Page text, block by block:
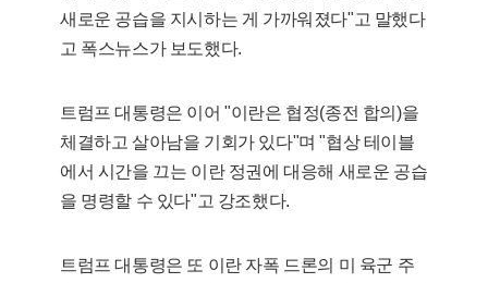
새로운 공습을 지시하는 게 가까워졌다"고 말했다
고 폭스뉴스가 보도했다.
트럼프 대통령은 이어 "이란은 협정(종전 합의)을
체결하고 살아남을 기회가 있다"며 "협상 테이블
에서 시간을 끄는 이란 정권에 대응해 새로운 공습
을 명령할 수 있다"고 강조했다.
트럼프 대통령은 또 이란 자폭 드론의 미 육군 주